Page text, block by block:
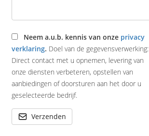
Neem a.u.b. kennis van onze privacy
verklaring. Doel van de gegevensverwerking:
Direct contact met u opnemen, levering van
onze diensten verbeteren, opstellen van
aanbiedingen of doorsturen aan het door u
geselecteerde bedrijf.
Verzenden